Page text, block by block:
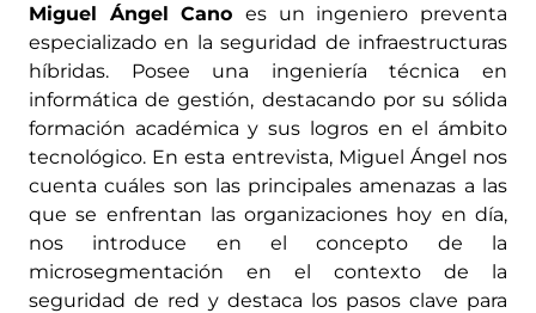
Miguel Ángel Cano es un ingeniero preventa
especializado en la seguridad de infraestructuras
híbridas. Posee una ingeniería técnica en
informática de gestión, destacando por su sólida
formación académica y sus logros en el ámbito
tecnológico. En esta entrevista, Miguel Ángel nos
cuenta cuáles son las principales amenazas a las
que se enfrentan las organizaciones hoy en día,
nos introduce en el concepto de la
microsegmentación en el contexto de la
seguridad de red y destaca los pasos clave para